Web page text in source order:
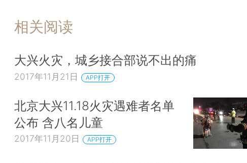
相关阅读
大兴火灾，城乡接合部说不出的痛
2017年11月21日 APP打开
北京大兴11.18火灾遇难者名单
公布 含八名儿童
2017年11月20日 APP打开